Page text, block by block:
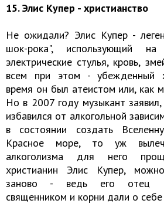
15. Элис Купер - христианство
Не ожидали? Элис Купер -
шок-рока", использующий
электрические стулья, кровь,
всем при этом - убежденный
время он был атеистом или, как
Но в 2007 году музыкант
избавился от алкогольной
в состоянии создать
Красное море, то уж
алкоголизма для него
христианин Элис Купер,
заново - ведь его отец
священником и корни дали о себе